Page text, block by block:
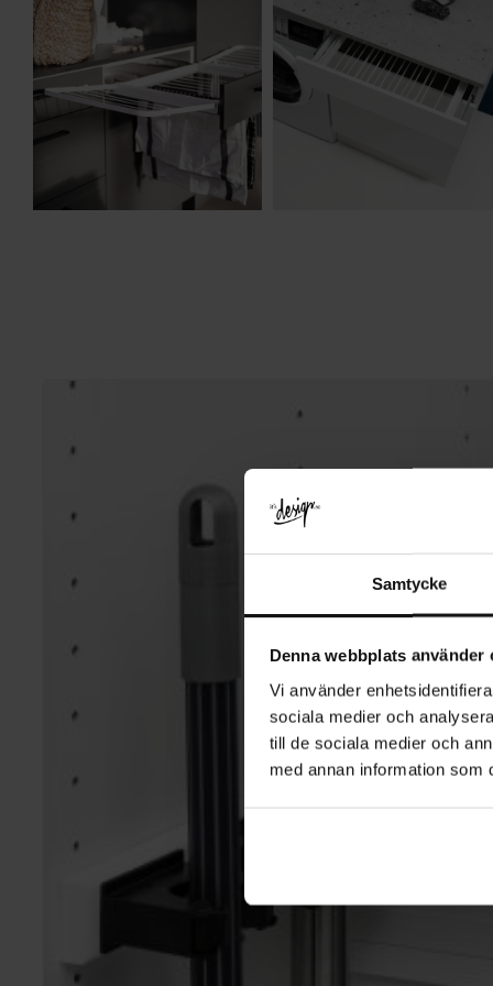
Samtycke
Denna webbplats använder
Vi använder
sociala medier och
till de sociala medier och
med annan information som